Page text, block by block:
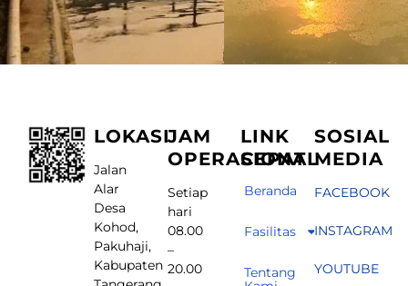
LOKASI
Jalan
Alar
Desa
Kohod,
Pakuhaji,
Kabupaten
JAM
OPERASIONAL
Setiap
hari
08.00
–
20.00
LINK
CEPAT
Beranda
Fasilitas
Tentang
SOSIAL
MEDIA
FACEBOOK
INSTAGRAM
YOUTUBE